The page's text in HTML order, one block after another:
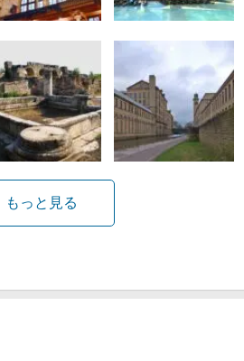
もっと見る